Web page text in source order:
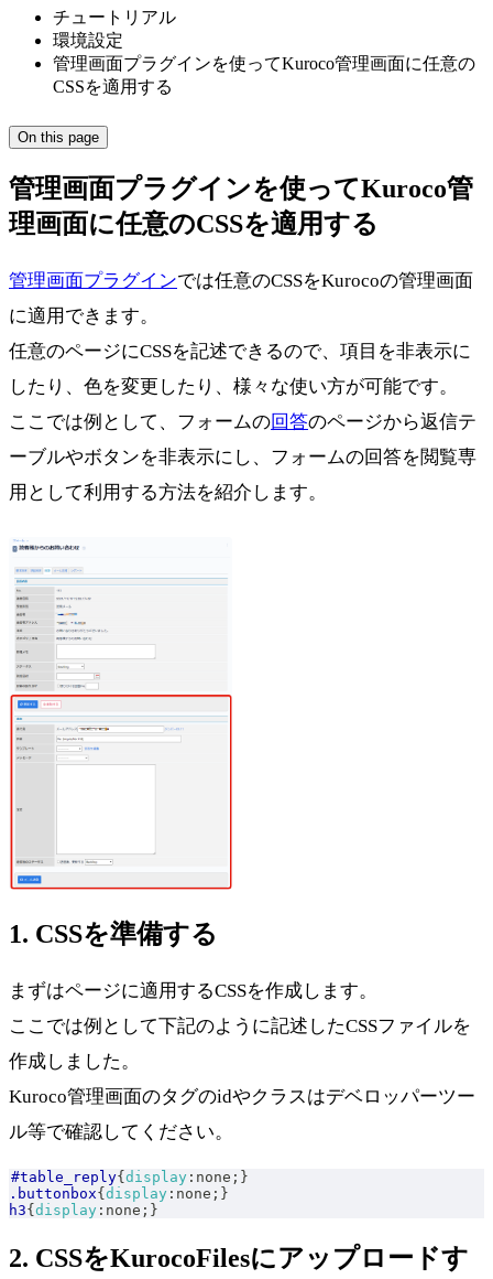
チュートリアル
環境設定
管理画面プラグインを使ってKuroco管理画面に任意の
CSSを適用する
On this page
管理画面プラグインを使ってKuroco管
理画面に任意のCSSを適用する
管理画面プラグインでは任意のCSSをKurocoの管理画面
に適用できます。
任意のページにCSSを記述できるので、項目を非表示に
したり、色を変更したり、様々な使い方が可能です。
ここでは例として、フォームの回答のページから返信テ
ーブルやボタンを非表示にし、フォームの回答を閲覧専
用として利用する方法を紹介します。
1. CSSを準備する
まずはページに適用するCSSを作成します。
ここでは例として下記のように記述したCSSファイルを
作成しました。
Kuroco管理画面のタグのidやクラスはデベロッパーツー
ル等で確認してください。
#table_reply{ display : none ; }
.buttonbox{ display : none ; }
h3{ display : none ; }
2. CSSをKurocoFilesにアップロードす